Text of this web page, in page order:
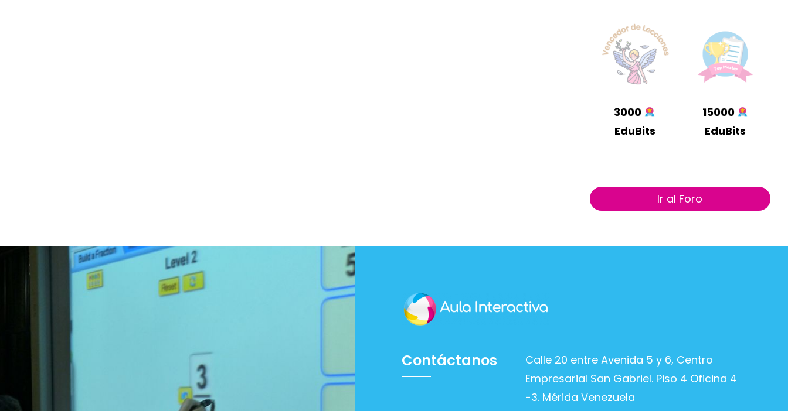
3000
EduBits
15000
EduBits
Ir al Foro
Contáctanos
Calle 20 entre Avenida 5 y 6, Centro
Empresarial San Gabriel. Piso 4 Oficina 4
-3. Mérida Venezuela